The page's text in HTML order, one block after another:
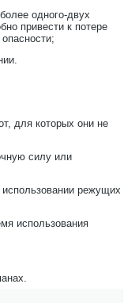
одного-двух
привести к потере
для которых они не
силу или
режущих
использования